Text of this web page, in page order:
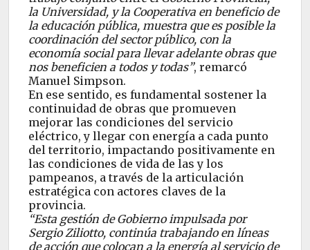
la Universidad, y la Cooperativa en beneficio de
la educación pública, muestra que es posible la
coordinación del sector público, con la
economía social para llevar adelante obras que
nos beneficien a todos y todas”, remarcó
Manuel Simpson.
En ese sentido, es fundamental sostener la
continuidad de obras que promueven
mejorar las condiciones del servicio
eléctrico, y llegar con energía a cada punto
del territorio, impactando positivamente en
las condiciones de vida de las y los
pampeanos, a través de la articulación
estratégica con actores claves de la
provincia.
“Esta gestión de Gobierno impulsada por
Sergio Ziliotto, continúa trabajando en líneas
de acción que colocan a la energía al servicio de